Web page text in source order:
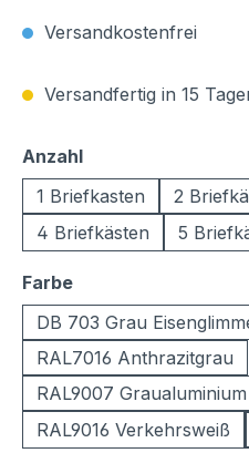
Versandkostenfrei
Versandfertig in 15
Anzahlauswählen
1 Briefkasten
2
4 Briefkästen
5
Farbeauswählen
DB 703 Grau
RAL7016 Anthrazitgrau
RAL9007 Graualuminium
RAL9016 Verkehrsweiß